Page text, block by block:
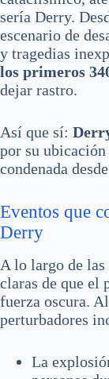
sería Derry.
escenario de
y tragedias
los primeros
dejar rastro.
Así que sí:
por su
condenada
Eventos que
Derry
A lo largo de las
claras de que el
fuerza oscura.
perturbadores
La